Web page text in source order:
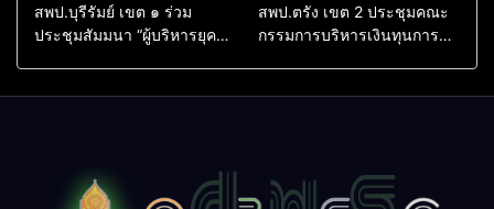
สพป.บุรีรัมย์ เขต ๑ ร่วม
ประชุมสัมมนา “ผู้บริหารยุค
สพป.ตรัง เขต 2 ประชุมคณะ
กรรมการบริหารเงินทุนการ